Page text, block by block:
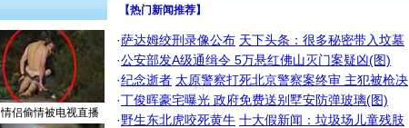
情侣偷情被电视直播
【热门新闻推荐】
·萨达姆绞刑录像公布 天下头条：很多秘密带入坟墓
·公安部发A级通缉令 5万悬红佛山灭门案疑凶(图)
·纪念逝者 太原警察打死北京警察案终审 主犯被枪决
·丁俊晖豪宅曝光 政府免费送别墅安防弹玻璃(图)
·野生东北虎咬死黄牛 十大假新闻：垃圾场儿童残肢